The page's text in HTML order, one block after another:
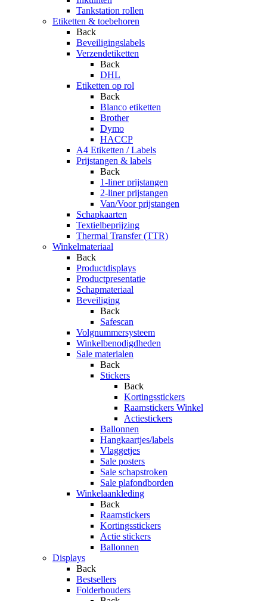
Tankstation rollen
Etiketten & toebehoren
Back
Beveiligingslabels
Verzendetiketten
Back
DHL
Etiketten op rol
Back
Blanco etiketten
Brother
Dymo
HACCP
A4 Etiketten / Labels
Prijstangen & labels
Back
1-liner prijstangen
2-liner prijstangen
Van/Voor prijstangen
Schapkaarten
Textielbeprijzing
Thermal Transfer (TTR)
Winkelmateriaal
Back
Productdisplays
Productpresentatie
Schapmateriaal
Beveiliging
Back
Safescan
Volgnummersysteem
Winkelbenodigdheden
Sale materialen
Back
Stickers
Back
Kortingsstickers
Raamstickers Winkel
Actiestickers
Ballonnen
Hangkaartjes/labels
Vlaggetjes
Sale posters
Sale schapstroken
Sale plafondborden
Winkelaankleding
Back
Raamstickers
Kortingsstickers
Actie stickers
Ballonnen
Displays
Back
Bestsellers
Folderhouders